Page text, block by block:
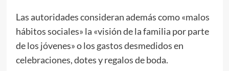
Las autoridades consideran además como «malos
hábitos sociales» la «visión de la familia por parte
de los jóvenes» o los gastos desmedidos en
celebraciones, dotes y regalos de boda.